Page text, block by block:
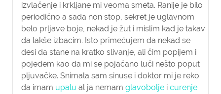
izvlačenje i krkljane mi veoma smeta. Ranije je bilo
periodično a sada non stop, sekret je uglavnom
belo prljave boje, nekad je žut i mislim kad je takav
da lakše izbacim. Isto primećujem da nekad se
desi da stane na kratko slivanje, ali čim popijem i
pojedem kao da mi se pojačano luči nešto poput
pljuvačke. Snimala sam sinuse i doktor mi je reko
da imam upalu al ja nemam glavobolje i curenje